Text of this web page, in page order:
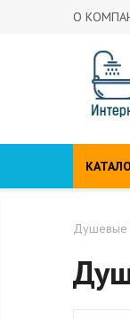
О
Душевые